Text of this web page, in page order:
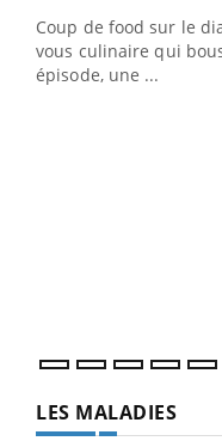
Coup de food sur le
vous culinaire qui
épisode, une ...
LES MALADIES